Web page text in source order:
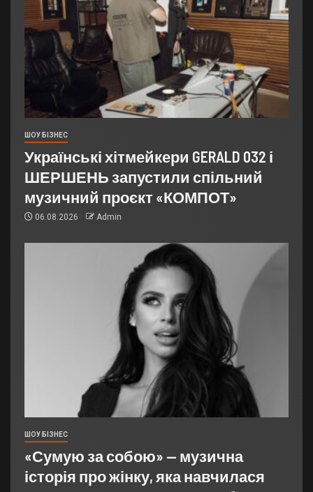
ШОУ БІЗНЕС
Українські хітмейкери GERALD 032 і
ШЕРШЕНЬ запустили спільний
музичний проєкт «КОМПОТ»
06.08.2026 Admin
ШОУ БІЗНЕС
«Сумую за собою» — музична
історія про жінку, яка навчилася